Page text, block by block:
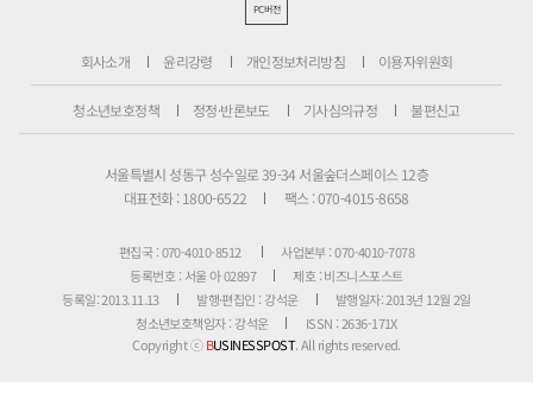
PC버전
회사소개 윤리강령 개인정보처리방침 이용자위원회
청소년보호정책 정정·반론보도 기사심의규정 불편신고
서울특별시 성동구 성수일로 39-34 서울숲더스페이스 12층
대표전화 : 1800-6522
팩스 : 070-4015-8658
편집국 : 070-4010-8512
사업본부 : 070-4010-7078
등록번호 : 서울 아 02897
제호 : 비즈니스포스트
등록일: 2013.11.13
발행·편집인 : 강석운
발행일자: 2013년 12월 2일
청소년보호책임자 : 강석운
ISSN : 2636-171X
Copyright ⓒBUSINESSPOST. All rights reserved.